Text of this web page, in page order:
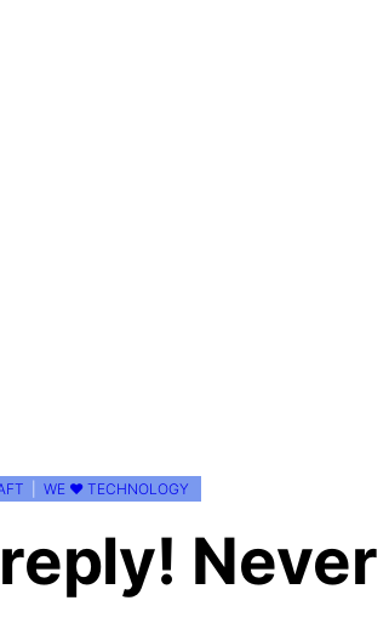
WE ♥ TECHNOLOGY